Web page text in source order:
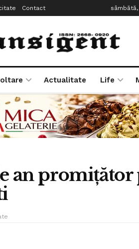
Contact
Actualitate Life
an